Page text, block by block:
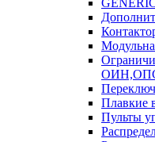
Плавкие
Пульты